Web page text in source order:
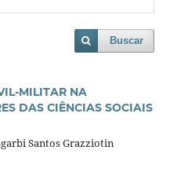
Buscar
MILITAR NA
DAS CIÊNCIAS SOCIAIS
Santos Grazziotin